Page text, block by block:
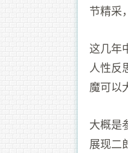
节精采
这几年
人性反
魔可以
大概是
展现二